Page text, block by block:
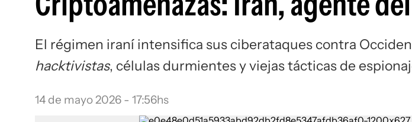
El régimen iraní intensifica sus ciberataques contra
hacktivistas, células durmientes y viejas tácticas de
14 de mayo 2026 - 17:56hs